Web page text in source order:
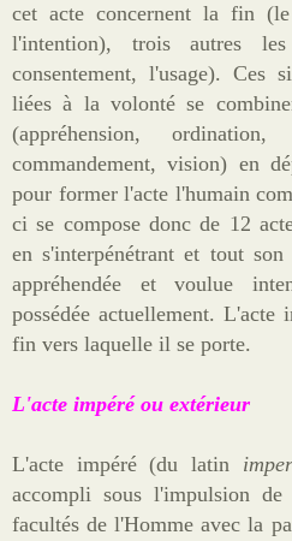
cet acte concernent la fin
l'intention), trois autres
consentement, l'usage). Ces
liées à la volonté se
(appréhension,
commandement, vision) en
pour former l'acte l'humain
ci se compose donc de 12
en s'interpénétrant et tout
appréhendée et voulue
possédée actuellement.
fin vers laquelle il se porte.
L'acte impéré ou extérieur
L'acte impéré (du latin
accompli sous l'impulsion
facultés de l'Homme avec la